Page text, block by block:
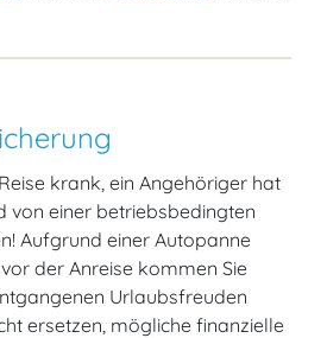
krank, ein Angehöriger hat
von einer betriebsbedingten
Aufgrund einer Autopanne
der Anreise kommen Sie
Urlaubsfreuden
ersetzen, mögliche finanzielle